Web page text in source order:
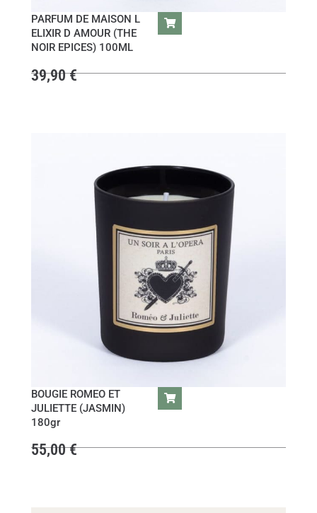
PARFUM DE MAISON L
ELIXIR D AMOUR (THE
NOIR EPICES) 100ML
39,90€
BOUGIE ROMEO ET
JULIETTE (JASMIN)
180gr
55,00€